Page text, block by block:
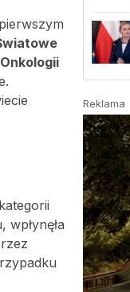
Reklama